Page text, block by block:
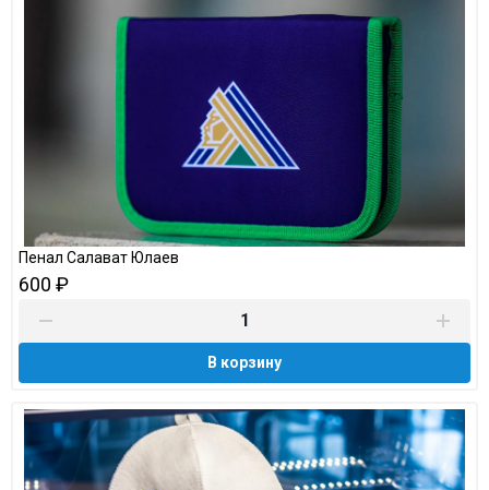
Пенал Салават Юлаев
600 ₽
В корзину